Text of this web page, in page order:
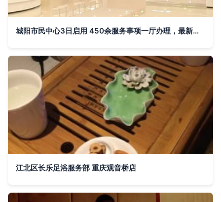
城阳市民中心3日启用 450余服务事项一厅办理，最新平面导视图与窗口指南正式发布
江北区长乐足浴服务部 重庆观音桥店